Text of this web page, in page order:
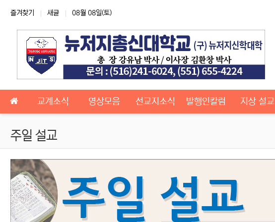
상단 네비
즐겨찾기 새글 08월 08일(토)
메인 메뉴교계소식 영상모음 선교지소식 발행인칼럼 지상 설교
주일 설교